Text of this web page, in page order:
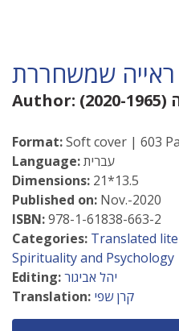
ראייה שמשחררת
Author:
Format:Soft cover | 603
Language:עברית
Dimensions: 21*13.5
Published on: Nov.-2020
ISBN:978-1-61838-663-2
Categories: Translated
Spirituality and Psychology
Editing:יהל אביגור
Translation: קרן שפי